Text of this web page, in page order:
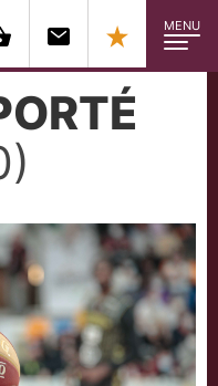
MENU